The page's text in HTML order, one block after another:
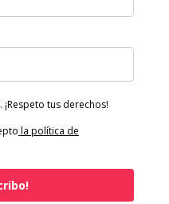
tus derechos!
la política de